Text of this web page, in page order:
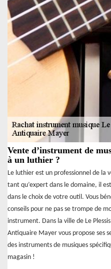
Vente d’instrument de
à un luthier ?
Le luthier est un professionnel de la
tant qu’expert dans le domaine, il
dans le choix de votre outil. Vous
conseils pour ne pas se trompe de
instrument. Dans la ville de Le
Antiquaire Mayer vous propose ses
des instruments de musiques
magasin !